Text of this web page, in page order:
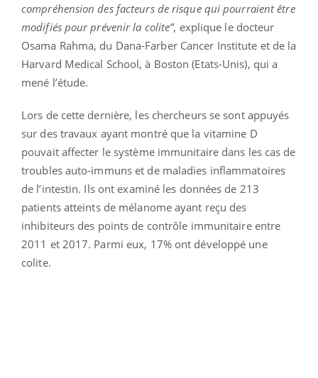
compréhension des facteurs de risque qui pourraient être
modifiés pour prévenir la colite”, explique le docteur
Osama Rahma, du Dana-Farber Cancer Institute et de la
Harvard Medical School, à Boston (Etats-Unis), qui a
mené l’étude.
Lors de cette dernière, les chercheurs se sont appuyés
sur des travaux ayant montré que la vitamine D
pouvait affecter le système immunitaire dans les cas de
troubles auto-immuns et de maladies inflammatoires
de l’intestin. Ils ont examiné les données de 213
patients atteints de mélanome ayant reçu des
inhibiteurs des points de contrôle immunitaire entre
2011 et 2017. Parmi eux, 17% ont développé une
colite.